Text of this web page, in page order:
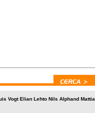
Vogt Elian Lehto Nils Alphand Mattia